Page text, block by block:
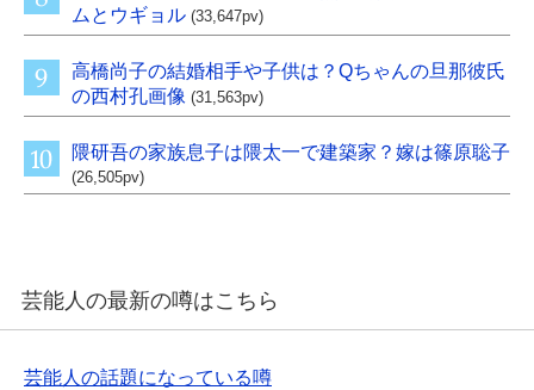
ムとウギョル (33,647pv)
高橋尚子の結婚相手や子供は？Qちゃんの旦那彼氏
の西村孔画像 (31,563pv)
隈研吾の家族息子は隈太一で建築家？嫁は篠原聡子
(26,505pv)
芸能人の最新の噂はこちら
芸能人の話題になっている噂